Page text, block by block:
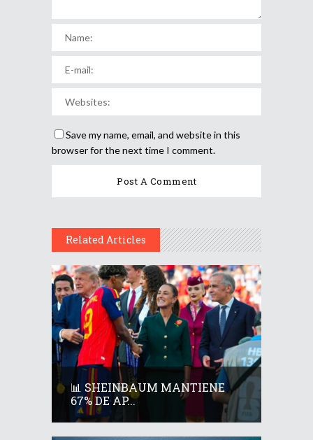
Save my name, email, and website in this
browser for the next time I comment.
Related Articles
📊 SHEINBAUM MANTIENE
67% DE AP...